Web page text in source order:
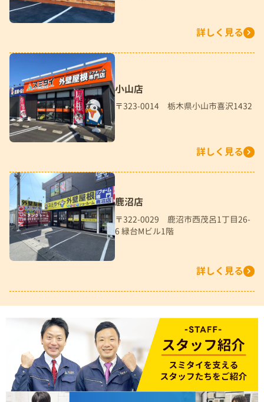
詳しく見る
小山店
〒323-0014 栃木県小山市喜沢1432
詳しく見る
鹿沼店
〒322-0029 鹿沼市西茂呂1丁目26-
6 緑台Mビル1階
詳しく見る